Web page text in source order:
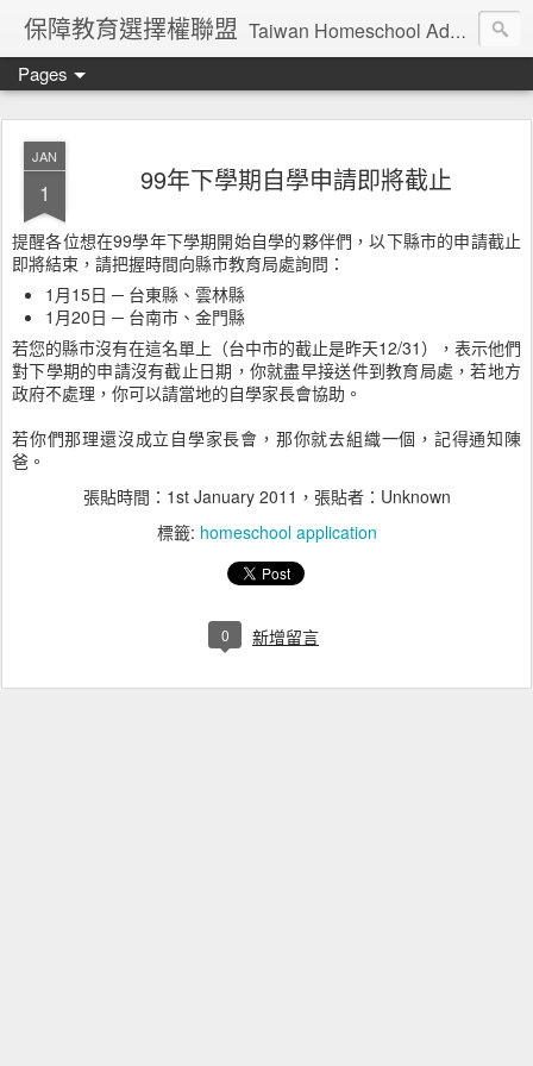
保障教育選擇權聯盟 Taiwan Homeschool Advocates
Pages
JAN
1 99年下學期自學申請即將截止
提醒各位想在99學年下學期開始自學的夥伴們，以下縣市的申請截止
即將結束，請把握時間向縣市教育局處詢問：
1月15日 ─ 台東縣、雲林縣
1月20日 ─ 台南市、金門縣
若您的縣市沒有在這名單上（台中市的截止是昨天12/31），表示他們
對下學期的申請沒有截止日期，你就盡早接送件到教育局處，若地方
政府不處理，你可以請當地的自學家長會協助。
若你們那理還沒成立自學家長會，那你就去組織一個，記得通知陳
爸。
張貼時間： 1st January 2011 ，張貼者：Unknown
標籤: homeschool application
0 新增留言